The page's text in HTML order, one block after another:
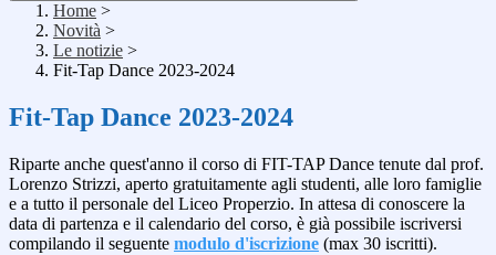
Home >
Novità >
Le notizie >
Fit-Tap Dance 2023-2024
Fit-Tap Dance 2023-2024
Riparte anche quest'anno il corso di FIT-TAP Dance tenute dal prof.
Lorenzo Strizzi, aperto gratuitamente agli studenti, alle loro famiglie
e a tutto il personale del Liceo Properzio. In attesa di conoscere la
data di partenza e il calendario del corso, è già possibile iscriversi
compilando il seguente modulo d'iscrizione (max 30 iscritti).